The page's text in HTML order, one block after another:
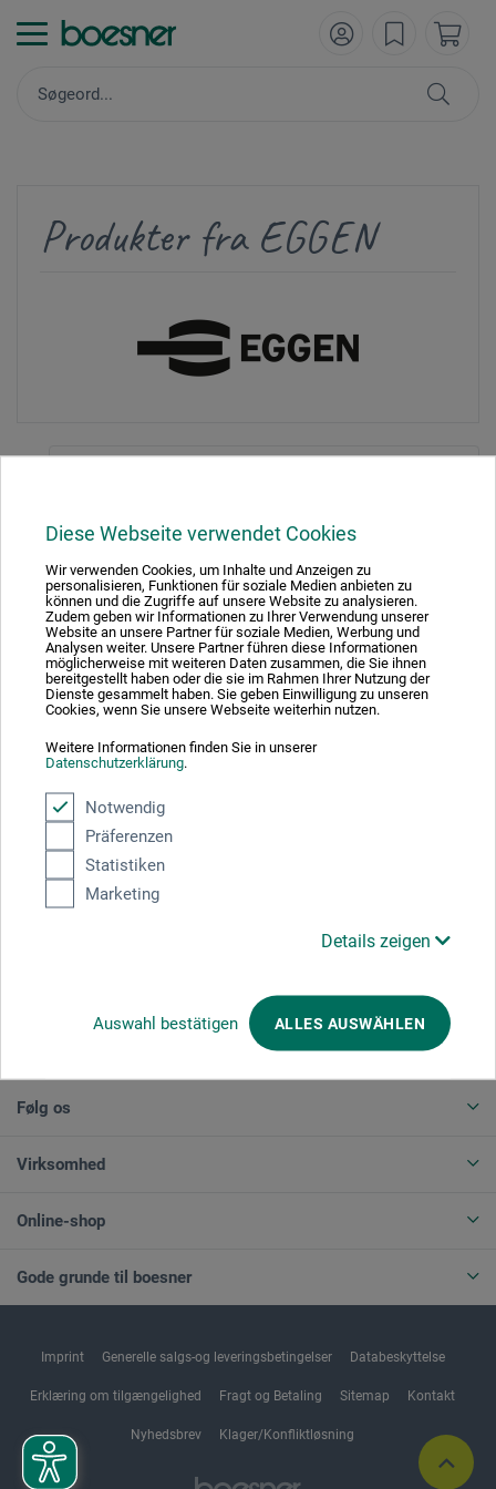
Diese Webseite verwendet Cookies
Wir verwenden Cookies, um Inhalte und Anzeigen zu
personalisieren, Funktionen für soziale Medien anbieten zu
können und die Zugriffe auf unsere Website zu analysieren.
Zudem geben wir Informationen zu Ihrer Verwendung unserer
Website an unsere Partner für soziale Medien, Werbung und
Analysen weiter. Unsere Partner führen diese Informationen
möglicherweise mit weiteren Daten zusammen, die Sie ihnen
bereitgestellt haben oder die sie im Rahmen Ihrer Nutzung der
Dienste gesammelt haben. Sie geben Einwilligung zu unseren
Cookies, wenn Sie unsere Webseite weiterhin nutzen.
Weitere Informationen finden Sie in unserer
Datenschutzerklärung.
Notwendig
Präferenzen
Statistiken
Marketing
Details zeigen
Auswahl bestätigen ALLES AUSWÄHLEN
Produkter fra EGGEN
1
Absolut sikker
Betalingsmetoder
Følg os
Virksomhed
Online-shop
Gode grunde til boesner
Imprint Generelle salgs-og leveringsbetingelser Databeskyttelse
Erklæring om tilgængelighed Fragt og Betaling Sitemap Kontakt
Nyhedsbrev Klager/Konfliktløsning